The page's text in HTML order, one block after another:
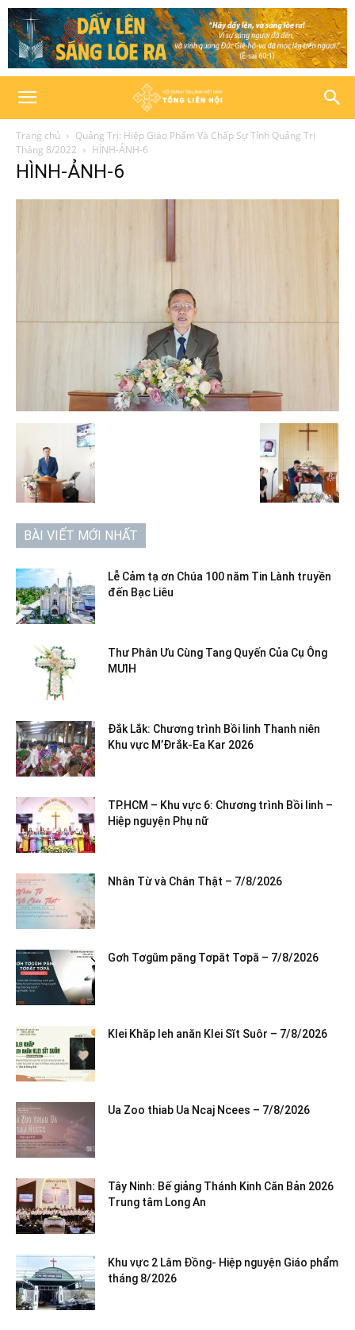
Trang chủ
Quảng Trị: Hiệp Giáo Phẩm Và Chấp Sự Tỉnh Quảng Trị
Tháng 8/2022
HÌNH-ẢNH-6
HÌNH-ẢNH-6
BÀI VIẾT MỚI NHẤT
Lễ Cảm tạ ơn Chúa 100 năm Tin Lành truyền
đến Bạc Liêu
Thư Phân Ưu Cùng Tang Quyến Của Cụ Ông
MƯIH
Đắk Lắk: Chương trình Bồi linh Thanh niên
Khu vực M’Đrắk-Ea Kar 2026
TP.HCM – Khu vực 6: Chương trình Bồi linh –
Hiệp nguyện Phụ nữ
Nhân Từ và Chân Thật – 7/8/2026
Gơh Tơgŭm păng Tơpăt Tơpă – 7/8/2026
Klei Khăp leh anăn Klei Sĭt Suôr – 7/8/2026
Ua Zoo thiab Ua Ncaj Ncees – 7/8/2026
Tây Ninh: Bế giảng Thánh Kinh Căn Bản 2026
Trung tâm Long An
Khu vực 2 Lâm Đồng- Hiệp nguyện Giáo phẩm
tháng 8/2026